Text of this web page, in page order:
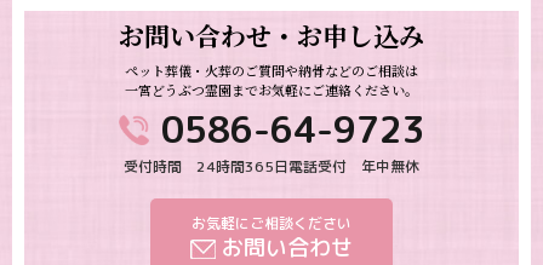
お問い合わせ・お申し込み
ペット葬儀・火葬のご質問や納骨などのご相談は
一宮どうぶつ霊園までお気軽にご連絡ください。
0586-64-9723
受付時間 24時間365日電話受付 年中無休
お気軽にご相談ください
お問い合わせ